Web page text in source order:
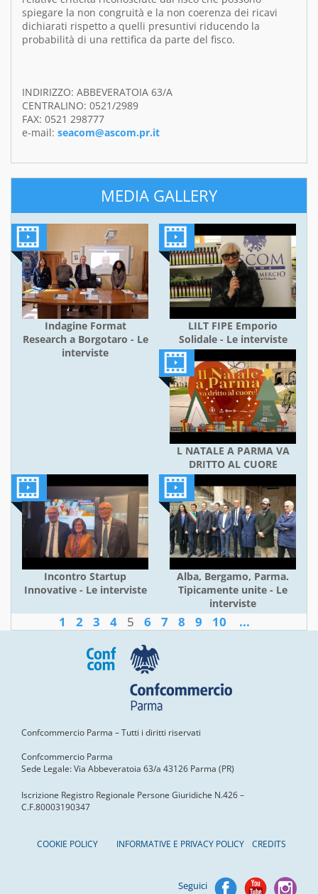
spiegare la non congruità e la non coerenza dei ricavi
dichiarati rispetto a quelli presuntivi riducendo la
probabilità di una rettifica da parte del fisco.
INDIRIZZO: ABBEVERATOIA 63/A
CENTRALINO: 0521/2989
FAX: 0521 298777
e-mail: seacom@ascom.pr.it
MEDIA GALLERY
Indagine Format
Research a Borgotaro - Le
interviste
LILT FIPE Emporio
Solidale - Le interviste
L NATALE A PARMA VA
DRITTO AL CUORE
Incontro Startup
Innovative - Le interviste
Alba, Bergamo, Parma.
Tipicamente unite - Le
interviste
1 2 3 4 5 6 7 8 9 10 ...
Confcommercio Parma – Tutti i diritti riservati
Confcommercio Parma
Sede Legale: Via Abbeveratoia 63/a 43126 Parma (PR)
Iscrizione Registro Regionale Persone Giuridiche N.426 –
C.F.80003190347
COOKIE POLICY INFORMATIVE E PRIVACY POLICY CREDITS
Seguici